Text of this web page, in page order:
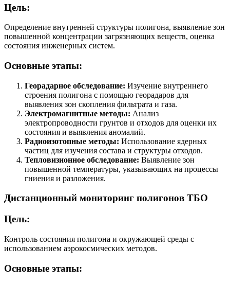
Цель:
Определение внутренней структуры полигона, выявление зон
повышенной концентрации загрязняющих веществ, оценка
состояния инженерных систем.
Основные этапы:
Георадарное обследование: Изучение внутреннего
строения полигона с помощью георадаров для
выявления зон скопления фильтрата и газа.
Электромагнитные методы: Анализ
электропроводности грунтов и отходов для оценки их
состояния и выявления аномалий.
Радиоизотопные методы: Использование ядерных
частиц для изучения состава и структуры отходов.
Тепловизионное обследование: Выявление зон
повышенной температуры, указывающих на процессы
гниения и разложения.
Дистанционный мониторинг полигонов ТБО
Цель:
Контроль состояния полигона и окружающей среды с
использованием аэрокосмических методов.
Основные этапы: